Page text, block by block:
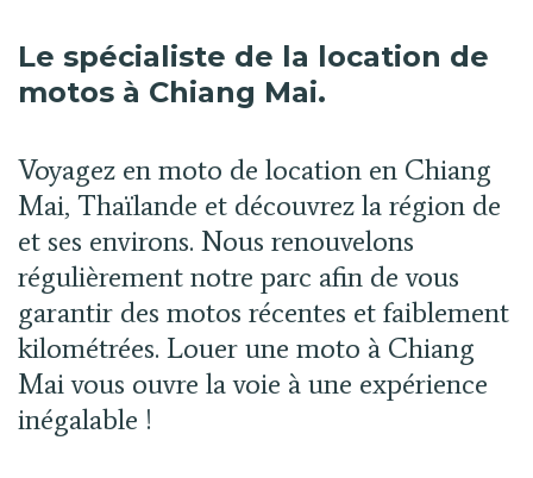
Le spécialiste de la location de
motos à Chiang Mai.
Voyagez en moto de location en Chiang
Mai, Thaïlande et découvrez la région de
et ses environs. Nous renouvelons
régulièrement notre parc afin de vous
garantir des motos récentes et faiblement
kilométrées. Louer une moto à Chiang
Mai vous ouvre la voie à une expérience
inégalable !